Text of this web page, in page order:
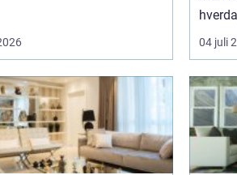
04 juli